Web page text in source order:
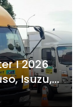
I 2026
Isuzu,